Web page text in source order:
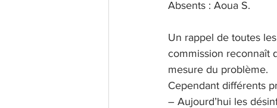
Absents : Aoua S.
Un rappel de toutes
commission reconnaît
mesure du problème.
Cependant différents
– Aujourd’hui les